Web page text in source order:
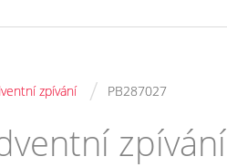
zpívání / PB287027
zpívání